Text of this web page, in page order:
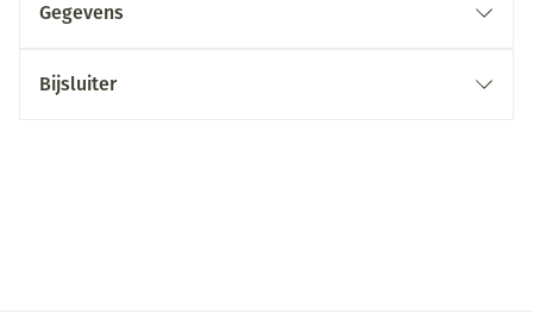
Gegevens
Bijsluiter